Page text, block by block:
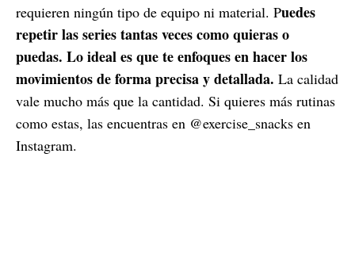
requieren ningún tipo de equipo ni material. Puedes
repetir las series tantas veces como quieras o
puedas. Lo ideal es que te enfoques en hacer los
movimientos de forma precisa y detallada. La calidad
vale mucho más que la cantidad. Si quieres más rutinas
como estas, las encuentras en @exercise_snacks en
Instagram.